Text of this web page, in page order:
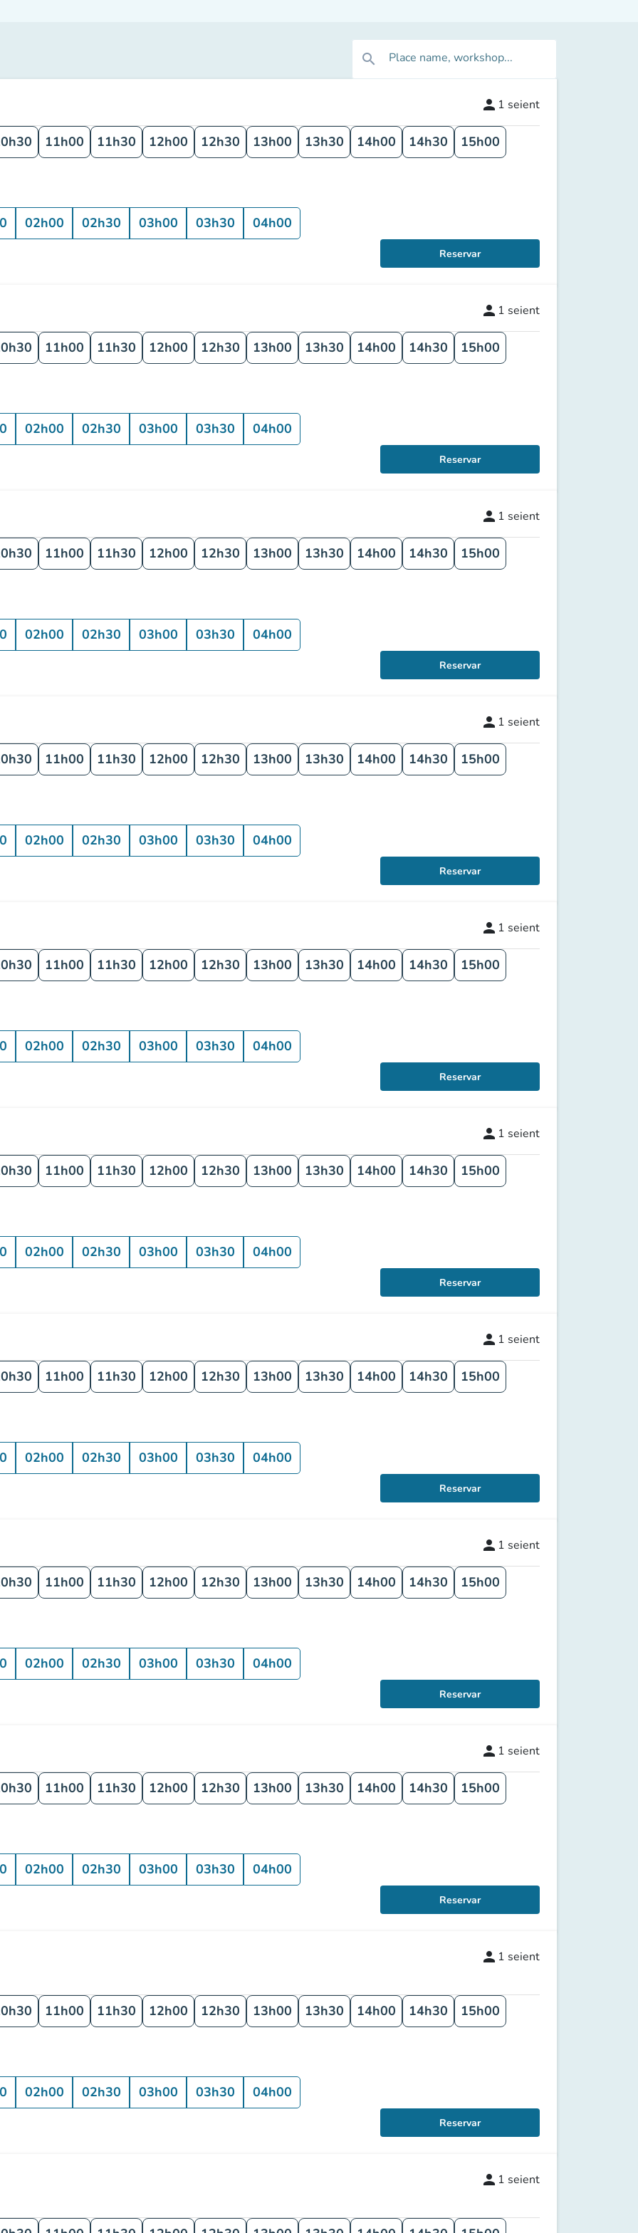
search Place name, workshop...
person 1 seient
11h00 11h30 12h00 12h30 13h00 13h30 14h00 14h30
15h00
02h00 02h30 03h00 03h30 04h00
Reservar
person 1 seient
11h00 11h30 12h00 12h30 13h00 13h30 14h00 14h30
15h00
02h00 02h30 03h00 03h30 04h00
Reservar
person 1 seient
11h00 11h30 12h00 12h30 13h00 13h30 14h00 14h30
15h00
02h00 02h30 03h00 03h30 04h00
Reservar
person 1 seient
11h00 11h30 12h00 12h30 13h00 13h30 14h00 14h30
15h00
02h00 02h30 03h00 03h30 04h00
Reservar
person 1 seient
11h00 11h30 12h00 12h30 13h00 13h30 14h00 14h30
15h00
02h00 02h30 03h00 03h30 04h00
Reservar
person 1 seient
11h00 11h30 12h00 12h30 13h00 13h30 14h00 14h30
15h00
02h00 02h30 03h00 03h30 04h00
Reservar
person 1 seient
11h00 11h30 12h00 12h30 13h00 13h30 14h00 14h30
15h00
02h00 02h30 03h00 03h30 04h00
Reservar
person 1 seient
11h00 11h30 12h00 12h30 13h00 13h30 14h00 14h30
15h00
02h00 02h30 03h00 03h30 04h00
Reservar
person 1 seient
11h00 11h30 12h00 12h30 13h00 13h30 14h00 14h30
15h00
02h00 02h30 03h00 03h30 04h00
Reservar
person 1 seient
11h00 11h30 12h00 12h30 13h00 13h30 14h00 14h30
15h00
02h00 02h30 03h00 03h30 04h00
Reservar
person 1 seient